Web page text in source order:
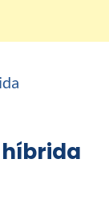
híbrida